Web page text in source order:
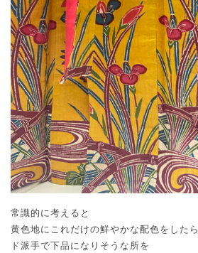
常識的に考えると
黄色地にこれだけの鮮やかな配色をしたら
ド派手で下品になりそうな所を